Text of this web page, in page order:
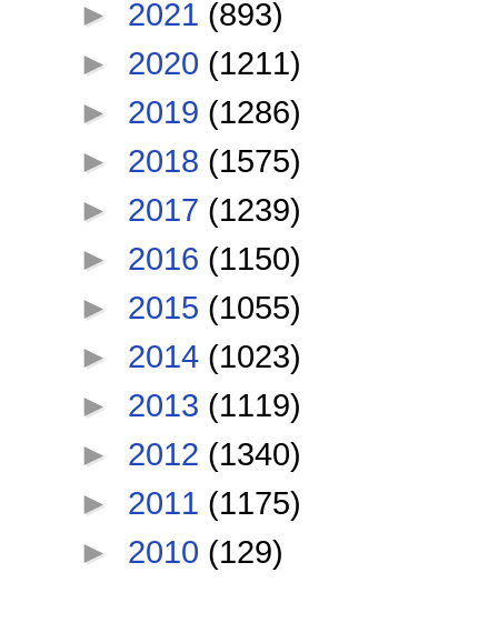
► 2021 (893)
► 2020 (1211)
► 2019 (1286)
► 2018 (1575)
► 2017 (1239)
► 2016 (1150)
► 2015 (1055)
► 2014 (1023)
► 2013 (1119)
► 2012 (1340)
► 2011 (1175)
► 2010 (129)